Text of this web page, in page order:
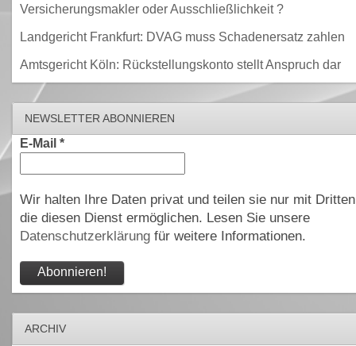
Versicherungsmakler oder Ausschließlichkeit ?
Landgericht Frankfurt: DVAG muss Schadenersatz zahlen
Amtsgericht Köln: Rückstellungskonto stellt Anspruch dar
NEWSLETTER ABONNIEREN
E-Mail *
Wir halten Ihre Daten privat und teilen sie nur mit
die diesen Dienst ermöglichen. Lesen Sie unsere
Datenschutzerklärungfür weitere Informationen.
ARCHIV